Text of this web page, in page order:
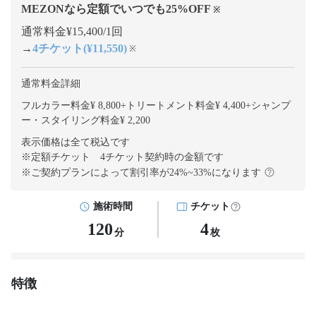
MEZONなら定額でいつでも25%OFF ※
通常料金¥15,400/1回
→4チケット(¥11,550) ※
通常料金詳細
フルカラー料金¥ 8,800+ トリートメント料金¥ 4,400+シャンプ
ー・スタイリング料金¥ 2,200
表示価格は全て税込です
※定額チケット 4チケット契約時の金額です
※ご契約プランによって割引率が24%~33%になります
施術時間
120 分
チケット
4枚
特徴